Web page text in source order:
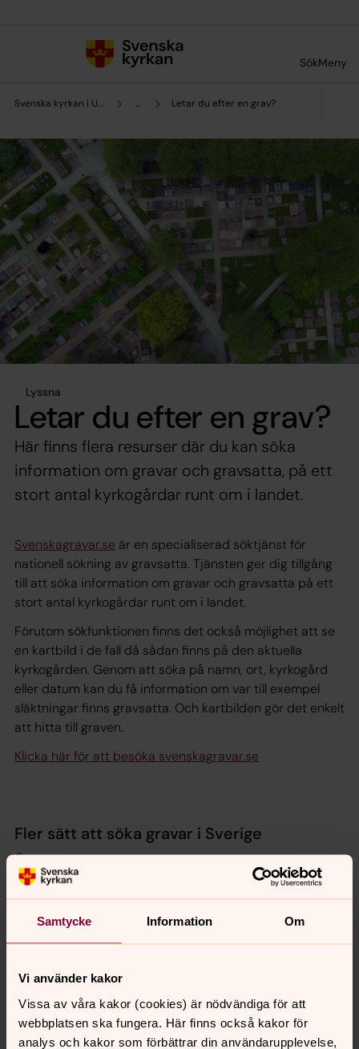
Samtycke Information Om
Vi använder kakor
Vissa av våra kakor (cookies) är nödvändiga för att
webbplatsen ska fungera. Här finns också kakor för
analys och kakor som förbättrar din användarupplevelse,
SökMeny
Svenska kyrkan i Uddevalla ... Letar du efter en grav?
Lyssna
Letar du efter en grav?
Här finns flera resurser där du kan söka
information om gravar och gravsatta, på ett
stort antal kyrkogårdar runt om i landet.
Svenskagravar.se är en specialiserad söktjänst för
nationell sökning av gravsatta. Tjänsten ger dig tillgång
till att söka information om gravar och gravsatta på ett
stort antal kyrkogårdar runt om i landet.
Förutom sökfunktionen finns det också möjlighet att se
en kartbild i de fall då sådan finns på den aktuella
kyrkogården. Genom att söka på namn, ort, kyrkogård
eller datum kan du få information om var till exempel
släktningar finns gravsatta. Och kartbilden gör det enkelt
att hitta till graven.
Klicka här för att besöka svenskagravar.se
Fler sätt att söka gravar i Sverige
Gravar.se
Gravar i Göteborg
Gravar i Stockholm
Senast ändrad 7 november 2024
innehåll?
uddevalla.pastorat@svenskakyrkan.se